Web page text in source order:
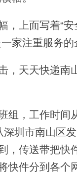
上面写着“安
家注重服务的
天天快递南
，工作时间
圳市南山区
，传送带把快
快件分到各个